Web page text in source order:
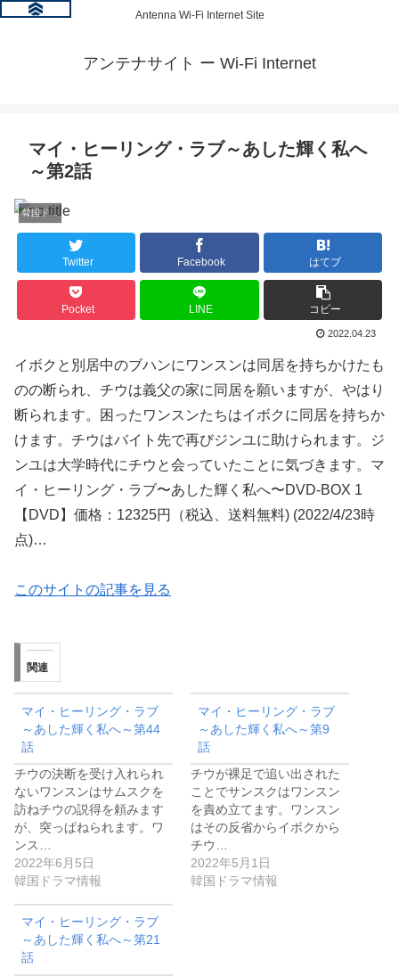
Antenna Wi-Fi Internet Site
アンテナサイト ー Wi-Fi Internet
マイ・ヒーリング・ラブ～あした輝く私へ
～第2話
韓国ドラマ情報
Twitter Facebook はてブ
Pocket LINE コピー
2022.04.23
イボクと別居中のブハンにワンスンは同居を持ちかけたも
のの断られ、チウは義父の家に同居を願いますが、やはり
断られます。困ったワンスンたちはイボクに同居を持ちか
けます。チウはバイト先で再びジンユに助けられます。ジ
ンユは大学時代にチウと会っていたことに気づきます。マ
イ・ヒーリング・ラブ〜あした輝く私へ〜DVD-BOX 1
【DVD】価格：12325円（税込、送料無料) (2022/4/23時
点)…
このサイトの記事を見る
関連
マイ・ヒーリング・ラブ
～あした輝く私へ～第44
話
チウの決断を受け入れられ
ないワンスンはサムスクを
訪ねチウの説得を頼みます
が、突っぱねられます。ワ
ンス…
2022年6月5日
韓国ドラマ情報
マイ・ヒーリング・ラブ
～あした輝く私へ～第9
話
チウが裸足で追い出された
ことでサンスクはワンスン
を責め立てます。ワンスン
はその反省からイボクから
チウ…
2022年5月1日
韓国ドラマ情報
マイ・ヒーリング・ラブ
～あした輝く私へ～第21
話